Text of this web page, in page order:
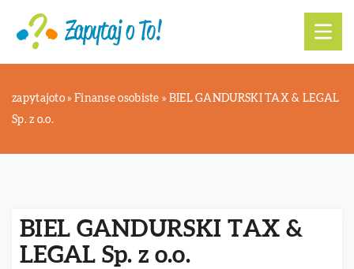
zapytajoto » Finanse osobiste » BIEL GANDURSKI TAX & LEGAL
Sp. z o.o.
BIEL GANDURSKI TAX &
LEGAL Sp. z o.o.